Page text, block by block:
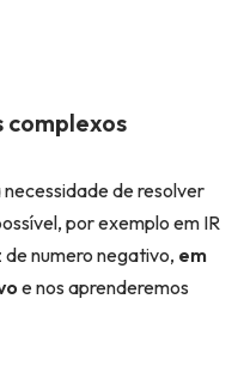
complexos
de resolver
por exemplo em IR
numero negativo, em
e nos aprenderemos